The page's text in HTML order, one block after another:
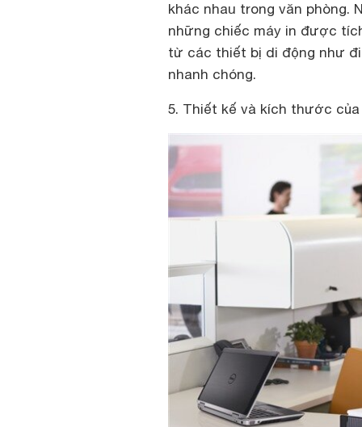
khác nhau trong văn phòng.
những chiếc máy in được
từ các thiết bị di động như
nhanh chóng.
5. Thiết kế và kích thước